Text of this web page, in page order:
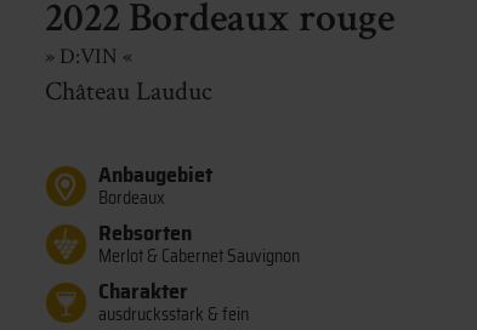
2022 Bordeaux rouge
» D:VIN «
Château Lauduc
Anbaugebiet
Bordeaux
Rebsorten
Merlot & Cabernet Sauvignon
Charakter
ausdrucksstark & fein